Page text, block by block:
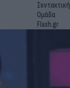
Συντακτική
Ομάδα
Flash.gr